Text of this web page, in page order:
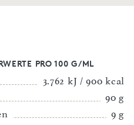
PRO 100 G/ML
3.762 kJ / 900 kcal
90 g
9 g